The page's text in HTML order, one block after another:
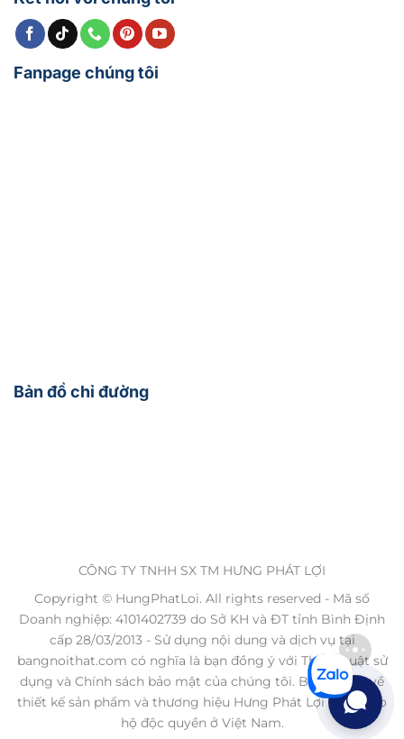
Fanpage chúng tôi
Bản đồ chỉ đường
CÔNG TY TNHH SX TM HƯNG PHÁT LỢI
Copyright © HungPhatLoi. All rights reserved - Mã số
Doanh nghiệp: 4101402739 do Sở KH và ĐT tỉnh Bình Định
cấp 28/03/2013 - Sử dụng nội dung và dịch vụ tại
bangnoithat.com có nghĩa là bạn đồng ý với Thỏa thuật sử
dụng và Chính sách bảo mật của chúng tôi. Bản quyền về
thiết kế sản phẩm và thương hiệu Hưng Phát Lợi được bảo
hộ độc quyền ở Việt Nam.